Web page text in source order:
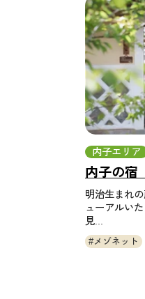
内子エリア
内子の宿
明治生まれ
ューアルい
見...
メゾネット